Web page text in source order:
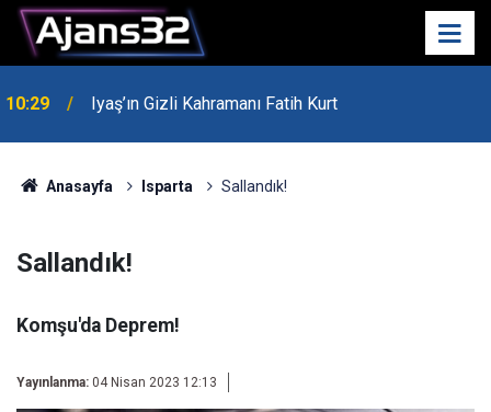
00:52 Isparta'da Asker Eğlencesinde Kavga Çıktı
Anasayfa Isparta Sallandık!
Sallandık!
Komşu'da Deprem!
Yayınlanma: 04 Nisan 2023 12:13